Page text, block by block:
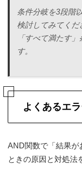
条件分岐を3段階
検討してみてく
「すべて満たす
す。
よくあるエ
AND関数で「結果が
ときの原因と対処法